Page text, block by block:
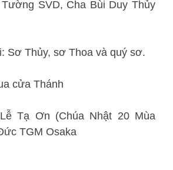
SVD, Cha Bùi Duy Thủy
Thủy, sơ Thoa và quý sơ.
cửa Thánh
Tạ Ơn (Chúa Nhật 20 Mùa
TGM Osaka